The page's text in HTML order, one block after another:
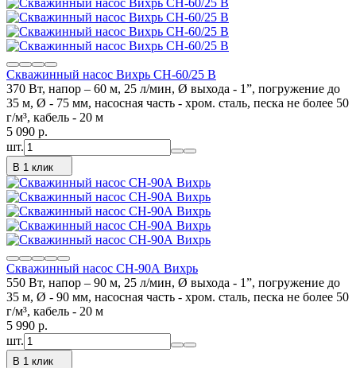
Скважинный насос Вихрь СН-60/25 В
370 Вт, напор – 60 м, 25 л/мин, Ø выхода - 1”, погружение до
35 м, Ø - 75 мм, насосная часть - хром. сталь, песка не более 50
г/м³, кабель - 20 м
5 090 p.
шт.
В 1 клик
Скважинный насос СН-90А Вихрь
550 Вт, напор – 90 м, 25 л/мин, Ø выхода - 1”, погружение до
35 м, Ø - 90 мм, насосная часть - хром. сталь, песка не более 50
г/м³, кабель - 20 м
5 990 p.
шт.
В 1 клик